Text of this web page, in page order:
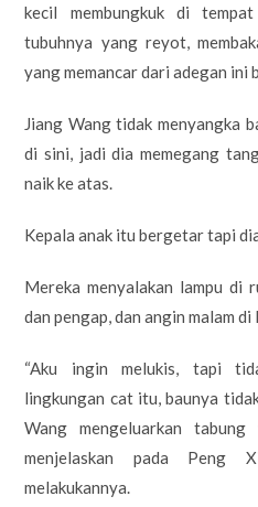
kecil membungkuk di
tubuhnya yang reyot,
yang memancar dari adegan ini
Jiang Wang tidak menyangka
di sini, jadi dia memegang
naik ke atas.
Kepala anak itu bergetar tapi
Mereka menyalakan lampu di
dan pengap, dan angin malam
“Aku ingin melukis, tapi
lingkungan cat itu, baunya
Wang mengeluarkan
menjelaskan pada Peng
melakukannya.